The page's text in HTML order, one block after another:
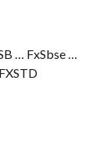
… FxSbse …